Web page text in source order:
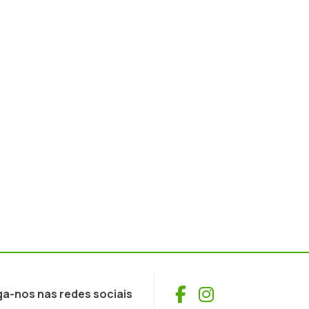
nos nas redes sociais Facebook
Instagram